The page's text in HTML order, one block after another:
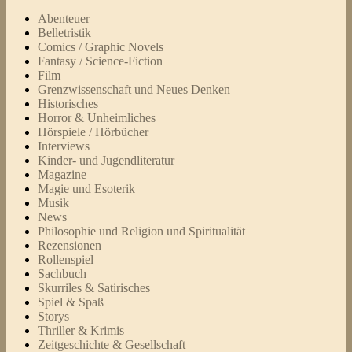
Abenteuer
Belletristik
Comics / Graphic Novels
Fantasy / Science-Fiction
Film
Grenzwissenschaft und Neues Denken
Historisches
Horror & Unheimliches
Hörspiele / Hörbücher
Interviews
Kinder- und Jugendliteratur
Magazine
Magie und Esoterik
Musik
News
Philosophie und Religion und Spiritualität
Rezensionen
Rollenspiel
Sachbuch
Skurriles & Satirisches
Spiel & Spaß
Storys
Thriller & Krimis
Zeitgeschichte & Gesellschaft